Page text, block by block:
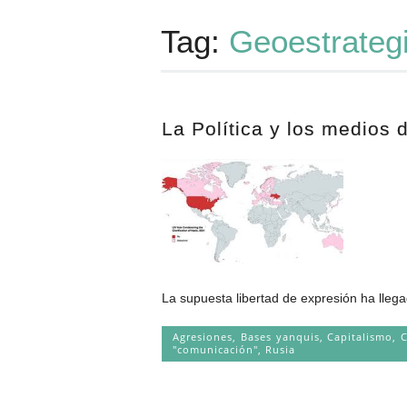
Tag:
La Política y los medios
La supuesta libertad de expresión ha
Agresiones, Bases yanquis,Capitalismo,
"comunicación", Rusia